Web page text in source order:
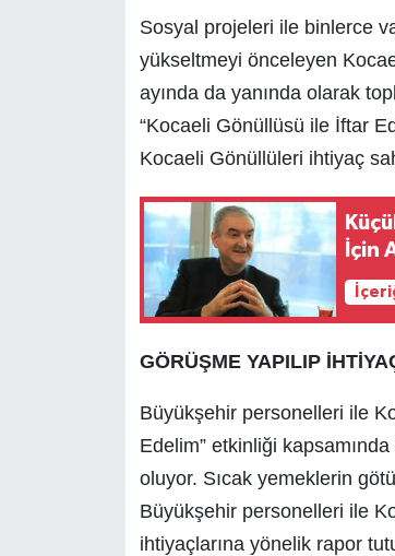
Sosyal projeleri ile binlerce
yükseltmeyi önceleyen
ayında da yanında olarak
“Kocaeli Gönüllüsü ile İftar
Kocaeli Gönüllüleri ihtiyaç
İçin
GÖRÜŞME YAPILIP
Büyükşehir personelleri ile
Edelim” etkinliği
oluyor. Sıcak yemeklerin
Büyükşehir personelleri ile
ihtiyaçlarına yönelik rapor